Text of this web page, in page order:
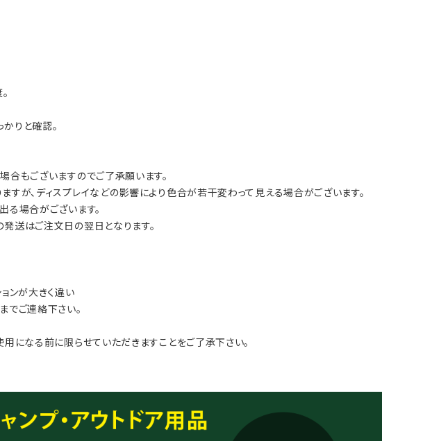
かりと確認。
もございますのでご了承願います。
が、ディスプレイなどの影響により色合が若干変わって見える場合がございます。
場合がございます。
送はご注文日の翌日となります。
ンが大きく違い
でご連絡下さい。
になる前に限らせていただきますことをご了承下さい。